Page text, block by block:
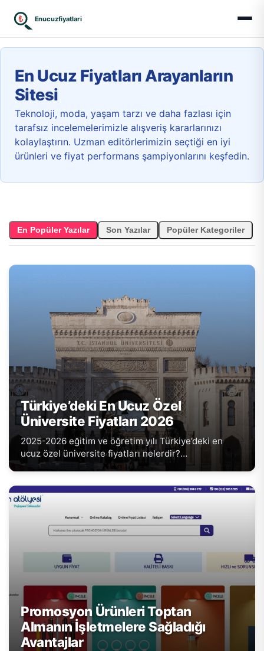
₺ Enucuzfiyatlari
En Ucuz Fiyatları Arayanların
Sitesi
Teknoloji, moda, yaşam tarzı ve daha fazlası için
tarafsız incelemelerimizle alışveriş kararlarınızı
kolaylaştırın. Uzman editörlerimizin seçtiği en iyi
ürünleri ve fiyat performans şampiyonlarını keşfedin.
En Popüler Yazılar Son Yazılar Popüler Kategoriler
Türkiye’deki En Ucuz Özel
Üniversite Fiyatları 2026
2025-2026 eğitim ve öğretim yılı Türkiye’deki en
ucuz özel üniversite fiyatları nelerdir?…
Promosyon Ürünleri Toptan
Almanın İşletmelere Sağladığı
Avantajlar